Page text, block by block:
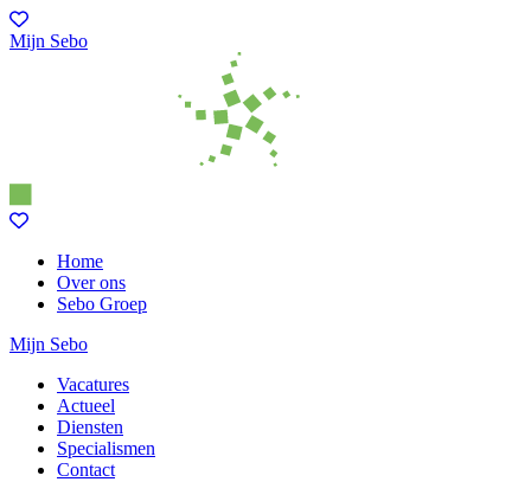
Mijn Sebo
Home
Over ons
Sebo Groep
Mijn Sebo
Vacatures
Actueel
Diensten
Specialismen
Contact